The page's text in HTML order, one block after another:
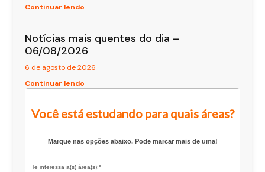
Continuar lendo
Notícias mais quentes do dia –
06/08/2026
6 de agosto de 2026
Continuar lendo
Você está estudando para quais áreas?
Marque nas opções abaixo. Pode marcar mais de uma!
Te interessa a(s) área(s):*